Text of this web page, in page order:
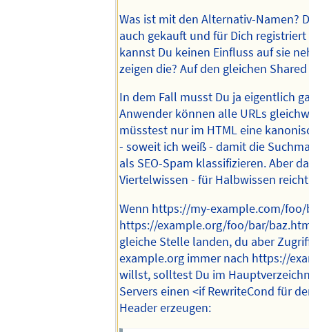
Was ist mit den Alternativ-Namen?
auch gekauft und für Dich
kannst Du keinen Einfluss auf sie
zeigen die? Auf den gleichen Shared
In dem Fall musst Du ja eigentlich
Anwender können alle URLs
müsstest nur im HTML eine
- soweit ich weiß - damit die
als SEO-Spam klassifizieren. Aber
Viertelwissen - für Halbwissen
Wenn https://my-example.com/
https://example.org/foo/bar/
gleiche Stelle landen, du aber
example.org immer nach https://
willst, solltest Du im
Servers einen <if RewriteCond für
Header erzeugen: